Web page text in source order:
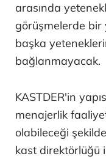
arasında
görüşmelerde bir
başka
bağlanmayacak.
KASTDER'in
menajerlik
olabileceği
kast direktörlüğü